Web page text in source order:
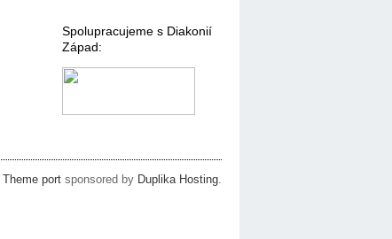
Spolupracujeme s Diakonií
Západ:
Theme port sponsored by Duplika Hosting.